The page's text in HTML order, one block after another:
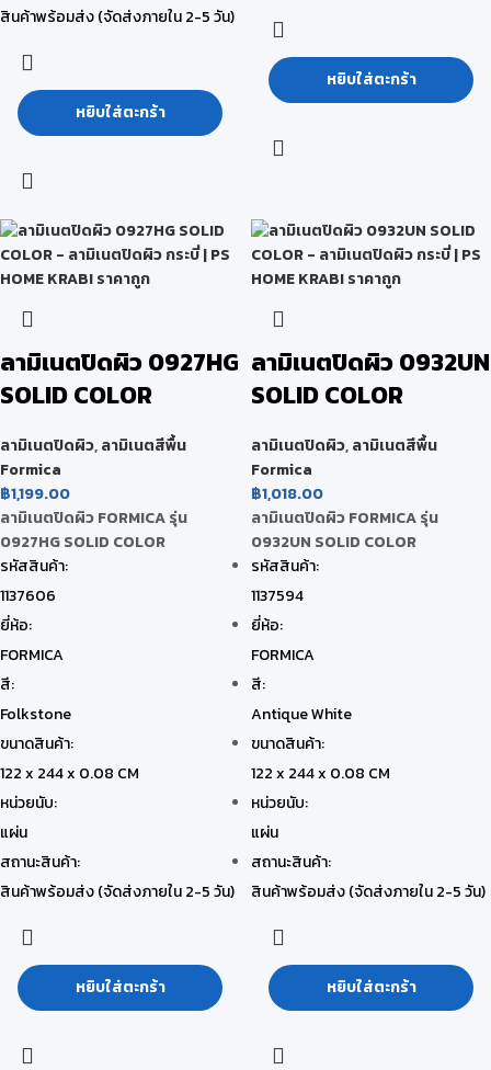
สินค้าพร้อมส่ง (จัดส่งภายใน 2-5 วัน)
หยิบใส่ตะกร้า
หยิบใส่ตะกร้า
ลามิเนตปิดผิว 0927HG
SOLID COLOR
ลามิเนตปิดผิว,ลามิเนตสีพื้น
Formica
฿1,199.00
ลามิเนตปิดผิว FORMICA รุ่น
0927HG SOLID COLOR
รหัสสินค้า:
1137606
ยี่ห้อ:
FORMICA
สี:
Folkstone
ขนาดสินค้า:
122 x 244 x 0.08 CM
หน่วยนับ:
แผ่น
สถานะสินค้า:
สินค้าพร้อมส่ง (จัดส่งภายใน 2-5 วัน)
หยิบใส่ตะกร้า
ลามิเนตปิดผิว 0932UN
SOLID COLOR
ลามิเนตปิดผิว,ลามิเนตสีพื้น
Formica
฿1,018.00
ลามิเนตปิดผิว FORMICA รุ่น
0932UN SOLID COLOR
รหัสสินค้า:
1137594
ยี่ห้อ:
FORMICA
สี:
Antique White
ขนาดสินค้า:
122 x 244 x 0.08 CM
หน่วยนับ:
แผ่น
สถานะสินค้า:
สินค้าพร้อมส่ง (จัดส่งภายใน 2-5 วัน)
หยิบใส่ตะกร้า